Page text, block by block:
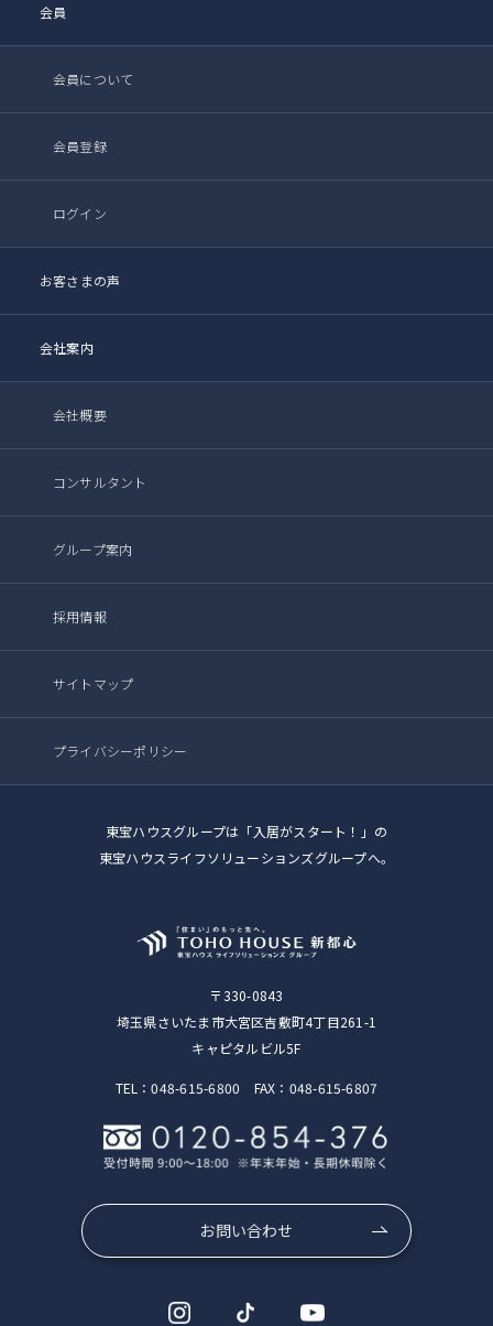
会員
会員について
会員登録
ログイン
お客さまの声
会社案内
会社概要
コンサルタント
グループ案内
採用情報
サイトマップ
プライバシーポリシー
東宝ハウスグループは「入居がスタート！」の
東宝ハウスライフソリューションズグループへ。
〒330-0843
埼玉県さいたま市大宮区吉敷町4丁目261-1
キャピタルビル5F
TEL：048-615-6800 FAX：048-615-6807
お問い合わせ